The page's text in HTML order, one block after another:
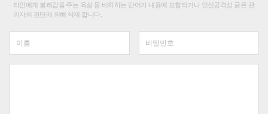
타인에게 불쾌감을 주는 욕설 등 비하하는 단어가 내용에 포함되거나 인신공격성 글은 관
리자의 판단에 의해 삭제 합니다.